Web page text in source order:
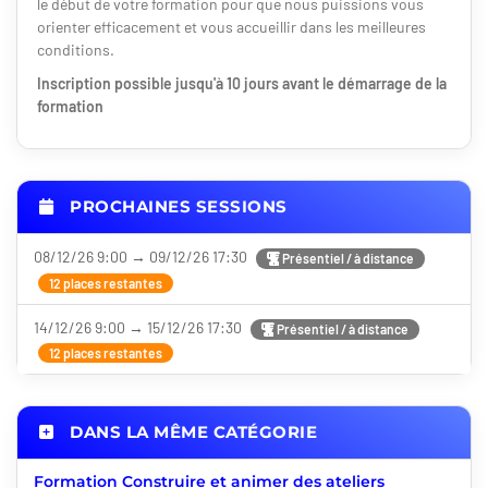
le début de votre formation pour que nous puissions vous
orienter efficacement et vous accueillir dans les meilleures
conditions.
Inscription possible jusqu'à 10 jours avant le démarrage de la
formation
PROCHAINES SESSIONS
08/12/26 9:00 → 09/12/26 17:30
Présentiel / à distance
12 places restantes
14/12/26 9:00 → 15/12/26 17:30
Présentiel / à distance
12 places restantes
DANS LA MÊME CATÉGORIE
Formation Construire et animer des ateliers